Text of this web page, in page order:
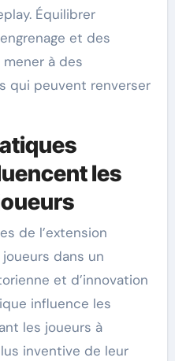
Équilibrer
et des
à des
qui peuvent renverser
les
de l’extension
dans un
et d’innovation
influence les
les joueurs à
inventive de leur